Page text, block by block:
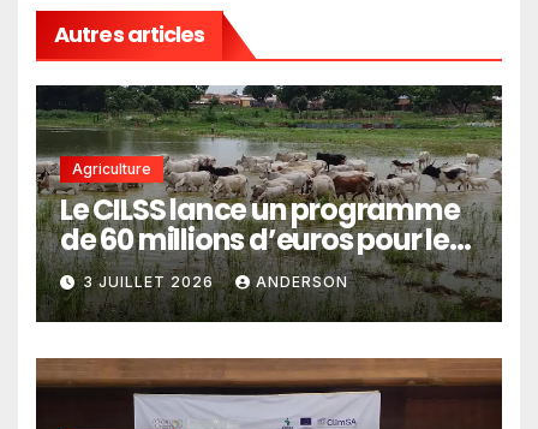
Autres articles
Agriculture
Le CILSS lance un programme
de 60 millions d’euros pour le
pastoralisme
3 JUILLET 2026 ANDERSON